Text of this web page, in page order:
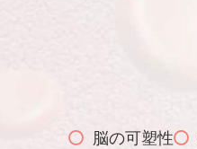
脳の可塑性